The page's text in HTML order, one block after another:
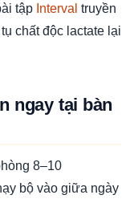
tập Interval truyền
chất độc lactate lại
ngay tại bàn
8–10
bộ vào giữa ngày